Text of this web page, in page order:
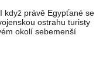
když právě Egypťané se
ostrahu turisty
okolí sebemenší